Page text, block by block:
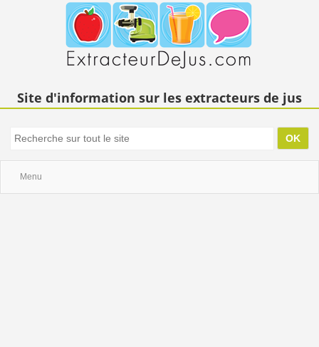
Site d'information sur les extracteurs de jus
Menu